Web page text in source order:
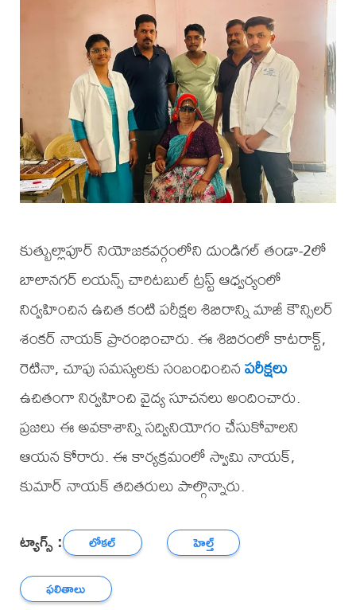
కుత్బుల్లాపూర్ నియోజకవర్గంలోని దుండిగల్ తండా-2లో
బాలానగర్ లయన్స్ చారిటబుల్ ట్రస్ట్ ఆధ్వర్యంలో
నిర్వహించిన ఉచిత కంటి పరీక్షల శిబిరాన్ని మాజీ కౌన్సిలర్
శంకర్ నాయక్ ప్రారంభించారు. ఈ శిబిరంలో కాటరాక్ట్,
రెటినా, చూపు సమస్యలకు సంబంధించినపరీక్షలు
ఉచితంగా నిర్వహించి వైద్య సూచనలు అందించారు.
ప్రజలు ఈ అవకాశాన్ని సద్వినియోగం చేసుకోవాలని
ఆయన కోరారు. ఈ కార్యక్రమంలో స్వామి నాయక్,
కుమార్ నాయక్ తదితరులు పాల్గొన్నారు.
ట్యాగ్స్ : లోకల్
హెల్త్
ఫలితాలు